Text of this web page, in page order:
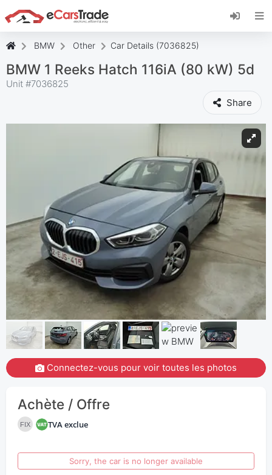
Installez l'application web eCarsTrade, ajoutez-
la à votre écran d'accueil et recevez des mises
BMW Other Car Details (7036825)
BMW 1 Reeks Hatch 116iA (80 kW) 5d
Unit #7036825
Share
Connectez-vous pour voir toutes les photos
Achète / Offre
FIX TVA exclue
Sorry, the car is no longer available